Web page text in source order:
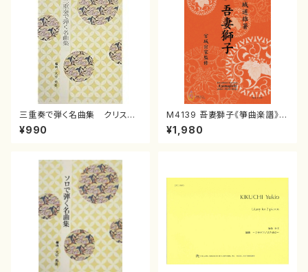
三重奏で弾く名曲集 クリスマ
スメドレー( 箏2/大平光美 編
曲/楽譜）
¥990
M4139 吾妻獅子《箏曲楽譜》
（箏/宮城道雄著・宮城宗家監修/
箏曲古典楽譜）
¥1,980